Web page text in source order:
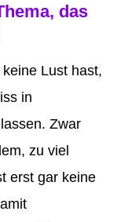
das
Lust hast,
in
Zwar
zu viel
erst gar keine